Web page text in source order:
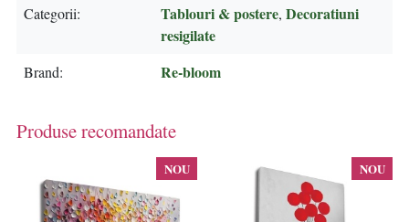
Categorii
Tablouri & postere, Decoratiuni
resigilate
Brand Re-bloom
Produse recomandate
NOU NOU